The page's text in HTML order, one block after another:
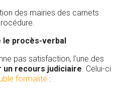
des mairies des carnets
le procès-verbal
pas satisfaction, l’une des
recours judiciaire . Celui-ci
formalité :